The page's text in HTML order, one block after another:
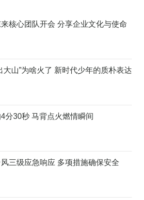
核心团队开会 分享企业文化与使命
大山”为啥火了 新时代少年的质朴表达
分30秒 马背点火燃情瞬间
三级应急响应 多项措施确保安全